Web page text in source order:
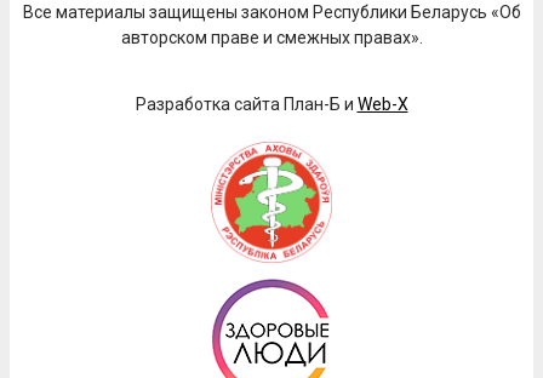
Все материалы защищены законом Республики Беларусь «Об
авторском праве и смежных правах».
Разработка сайта План-Б и Web-X